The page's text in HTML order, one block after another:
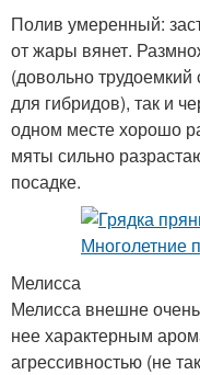
Полив умеренный:
от жары вянет.
(довольно
для гибридов), так и
одном месте хорошо
мяты сильно
посадке.
Мелисса
Мелисса внешне
нее характерным
агрессивностью (не